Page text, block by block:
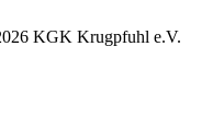
KGK Krugpfuhl e.V.